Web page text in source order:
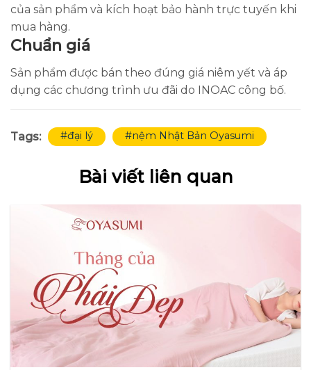
của sản phẩm và kích hoạt bảo hành trực tuyến khi
mua hàng.
Chuẩn giá
Sản phẩm được bán theo đúng giá niêm yết và áp
dụng các chương trình ưu đãi do INOAC công bố.
Tags: #đại lý #nệm Nhật Bản Oyasumi
Bài viết liên quan